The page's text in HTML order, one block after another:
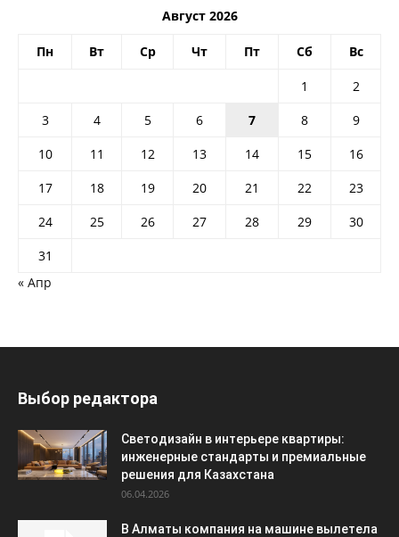
Август 2026
Пн Вт Ср Чт Пт Сб Вс
1
2
3
4 5 6 7 8
9
10
11 12 13 14 15
16
17
18 19 20 21 22
23
24
25 26 27 28 29
30
31
« Апр
Выбор редактора
Светодизайн в интерьере квартиры:
инженерные стандарты и премиальные
решения для Казахстана
06.04.2026
В Алматы компания на машине вылетела